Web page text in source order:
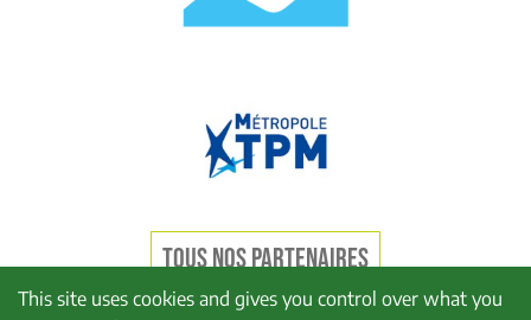
TOUS NOS PARTENAIRES
This site uses cookies and gives you control over what you